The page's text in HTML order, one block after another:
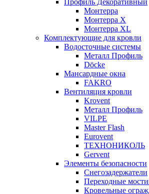
Профиль Декоративный
Монтерра
Монтерра X
Монтерра XL
Комплектующие для кровли
Водосточные системы
Металл Профиль
Döcke
Мансардные окна
FAKRO
Вентиляция кровли
Krovent
Металл Профиль
VILPE
Master Flash
Eurovent
ТЕХНОНИКОЛЬ
Gervent
Элементы безопасности
Снегозадержатели
Переходные
Кровельные